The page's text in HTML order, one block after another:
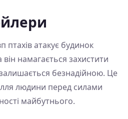
птахів атакує будинок
намагається захистити
безнадійною. Це
людини перед силами
майбутнього.